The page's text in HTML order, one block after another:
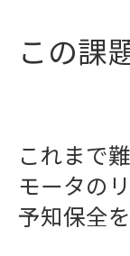
この課
これまで
モータの
予知保全